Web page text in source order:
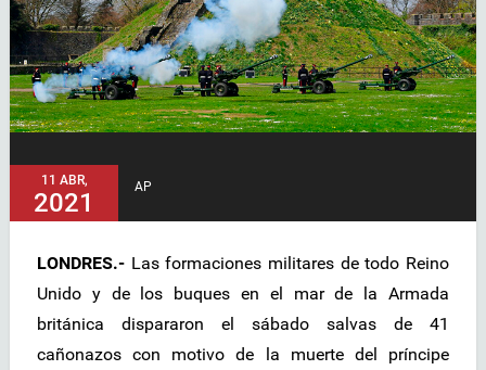
11 ABR,
2021
AP
LONDRES.- Las formaciones militares de todo Reino
Unido y de los buques en el mar de la Armada
británica dispararon el sábado salvas de 41
cañonazos con motivo de la muerte del príncipe